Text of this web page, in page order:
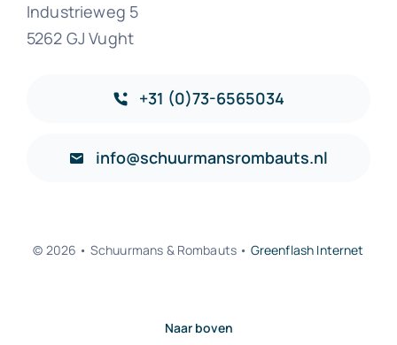
Industrieweg 5
5262 GJ Vught
+31 (0)73-6565034
info@schuurmansrombauts.nl
© 2026 • Schuurmans & Rombauts • Greenflash Internet
Naar boven